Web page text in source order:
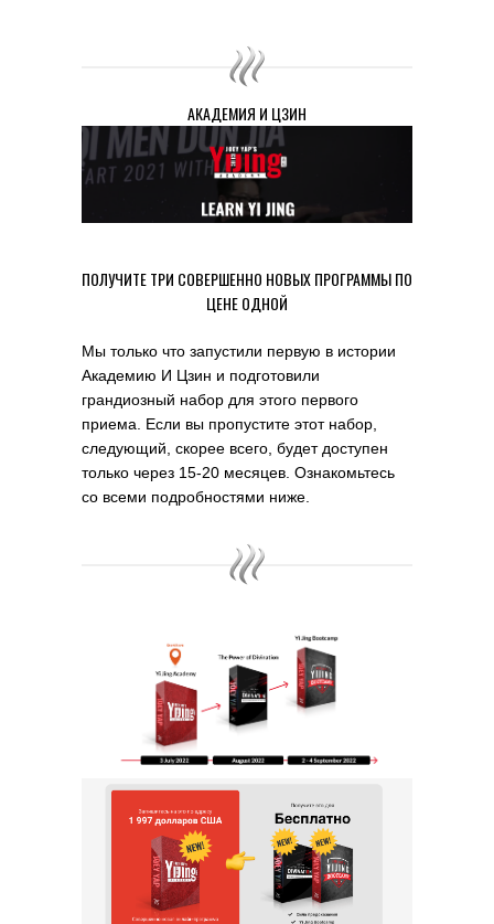
АКАДЕМИЯ И ЦЗИН
ПОЛУЧИТЕ ТРИ СОВЕРШЕННО НОВЫХ ПРОГРАММЫ ПО
ЦЕНЕ ОДНОЙ
Мы только что запустили первую в истории
Академию И Цзин и подготовили
грандиозный набор для этого первого
приема. Если вы пропустите этот набор,
следующий, скорее всего, будет доступен
только через 15-20 месяцев. Ознакомьтесь
со всеми подробностями ниже.